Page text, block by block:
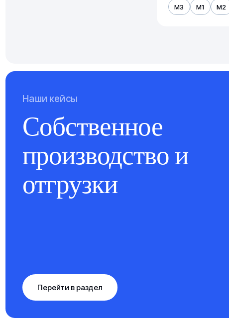
М3 М1 М2
Наши кейсы
Собственное
производство и
отгрузки
Перейти в раздел